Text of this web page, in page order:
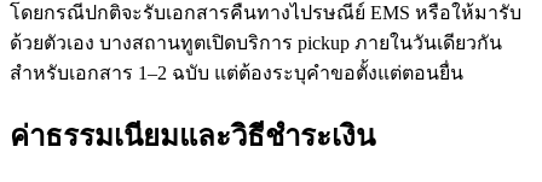
โดยกรณีปกติจะรับเอกสารคืนทางไปรษณีย์ EMS หรือให้มารับ
ด้วยตัวเอง บางสถานทูตเปิดบริการ pickup ภายในวันเดียวกัน
สำหรับเอกสาร 1–2 ฉบับ แต่ต้องระบุคำขอตั้งแต่ตอนยื่น
ค่าธรรมเนียมและวิธีชำระเงิน